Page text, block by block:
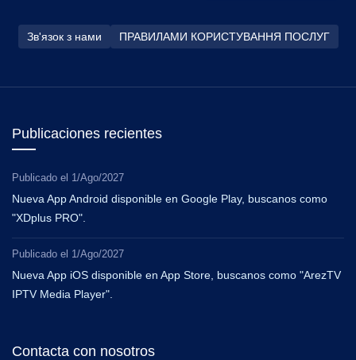
Зв'язок з нами ПРАВИЛАМИ КОРИСТУВАННЯ ПОСЛУГ
Publicaciones recientes
Publicado el 1/Ago/2027
Nueva App Android disponible en Google Play, buscanos como
"XDplus PRO".
Publicado el 1/Ago/2027
Nueva App iOS disponible en App Store, buscanos como "ArezTV
IPTV Media Player".
Contacta con nosotros